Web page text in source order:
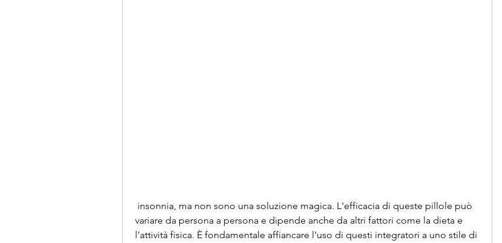
variare da persona a persona e dipende anche da altri fattori come la dieta e
l'attività fisica. È fondamentale affiancare l'uso di questi integratori a uno stile di